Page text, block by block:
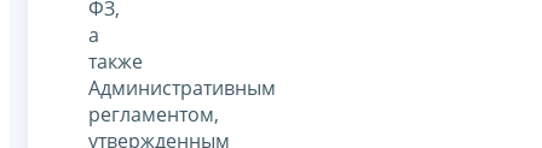
ФЗ,
а
также
Административным
регламентом,
утвержденным